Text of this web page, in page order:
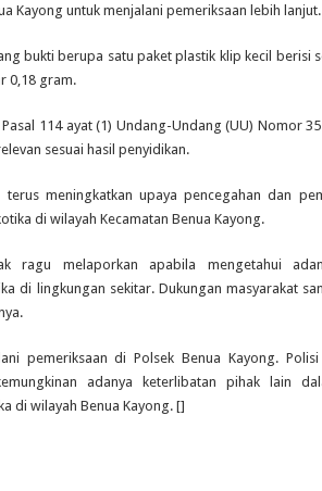
Kayong untuk menjalani pemeriksaan lebih lanjut.
bukti berupa satu paket plastik klip kecil berisi
0,18 gram.
114 ayat (1) Undang-Undang (UU) Nomor
sesuai hasil penyidikan.
meningkatkan upaya pencegahan dan
di wilayah Kecamatan Benua Kayong.
ragu melaporkan apabila mengetahui
di lingkungan sekitar. Dukungan masyarakat
pemeriksaan di Polsek Benua Kayong.
adanya keterlibatan pihak lain
di wilayah Benua Kayong. []